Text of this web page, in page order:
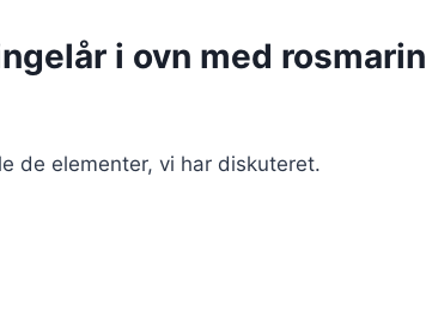
i ovn med rosmarin
de elementer, vi har diskuteret.